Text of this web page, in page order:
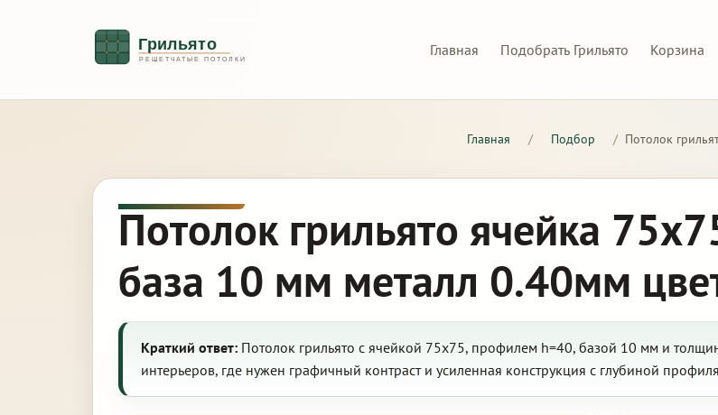
Главная Подобрать Грильято Корзина
Главная / Подбор / Потолок
Потолок грильято ячейка
база 10 мм металл 0.40мм
Краткий ответ: Потолок грильято с ячейкой 75х75, профилем h=40, базой 10 мм и
интерьеров, где нужен графичный контраст и усиленная конструкция с глубиной